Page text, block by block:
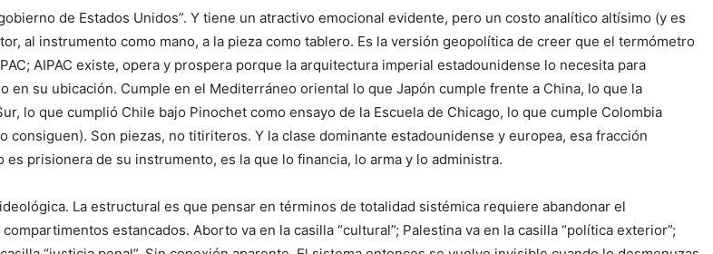
de Estados Unidos”. Y tiene un atractivo emocional evidente, pero un costo analítico altísimo (y es
al instrumento como mano, a la pieza como tablero. Es la versión geopolítica de creer que el termómetro
AIPAC existe, opera y prospera porque la arquitectura imperial estadounidense lo necesita para
su ubicación. Cumple en el Mediterráneo oriental lo que Japón cumple frente a China, lo que la
lo que cumplió Chile bajo Pinochet como ensayo de la Escuela de Chicago, lo que cumple Colombia
Son piezas, no titiriteros. Y la clase dominante estadounidense y europea, esa fracción
prisionera de su instrumento, es la que lo financia, lo arma y lo administra.
La estructural es que pensar en términos de totalidad sistémica requiere abandonar el
estancados. Aborto va en la casilla “cultural”; Palestina va en la casilla “política exterior”;